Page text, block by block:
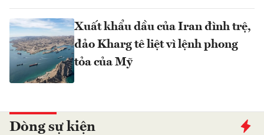
Xuất khẩu dầu của Iran đình trệ,
đảo Kharg tê liệt vì lệnh phong
tỏa của Mỹ
Dòng sự kiện